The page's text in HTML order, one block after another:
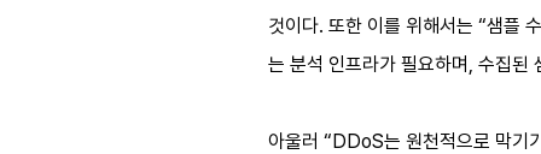
것이다. 또한 이를 위해서는 “샘플
는 분석 인프라가 필요하며, 수집
아울러 “DDoS는 원천적으로 막기